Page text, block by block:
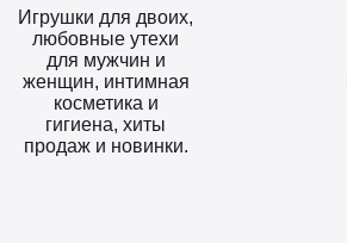
Игрушки для двоих,
любовные утехи
для мужчин и
женщин, интимная
косметика и
гигиена, хиты
продаж и новинки.